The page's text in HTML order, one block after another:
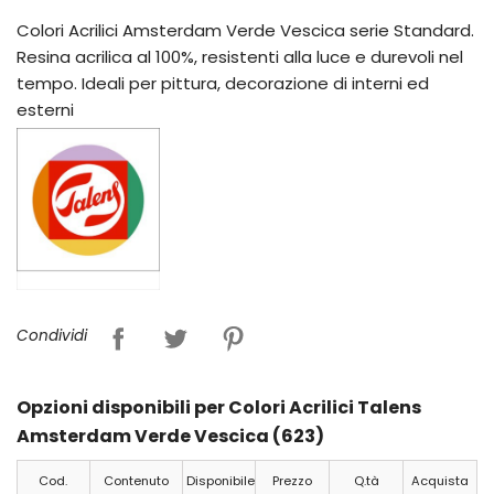
Colori Acrilici Amsterdam Verde Vescica serie Standard.
Resina acrilica al 100%, resistenti alla luce e durevoli nel
tempo. Ideali per pittura, decorazione di interni ed
esterni
Condividi
Opzioni disponibili per Colori Acrilici Talens
Amsterdam Verde Vescica (623)
Cod. Contenuto Disponibile Prezzo Q.tà Acquista